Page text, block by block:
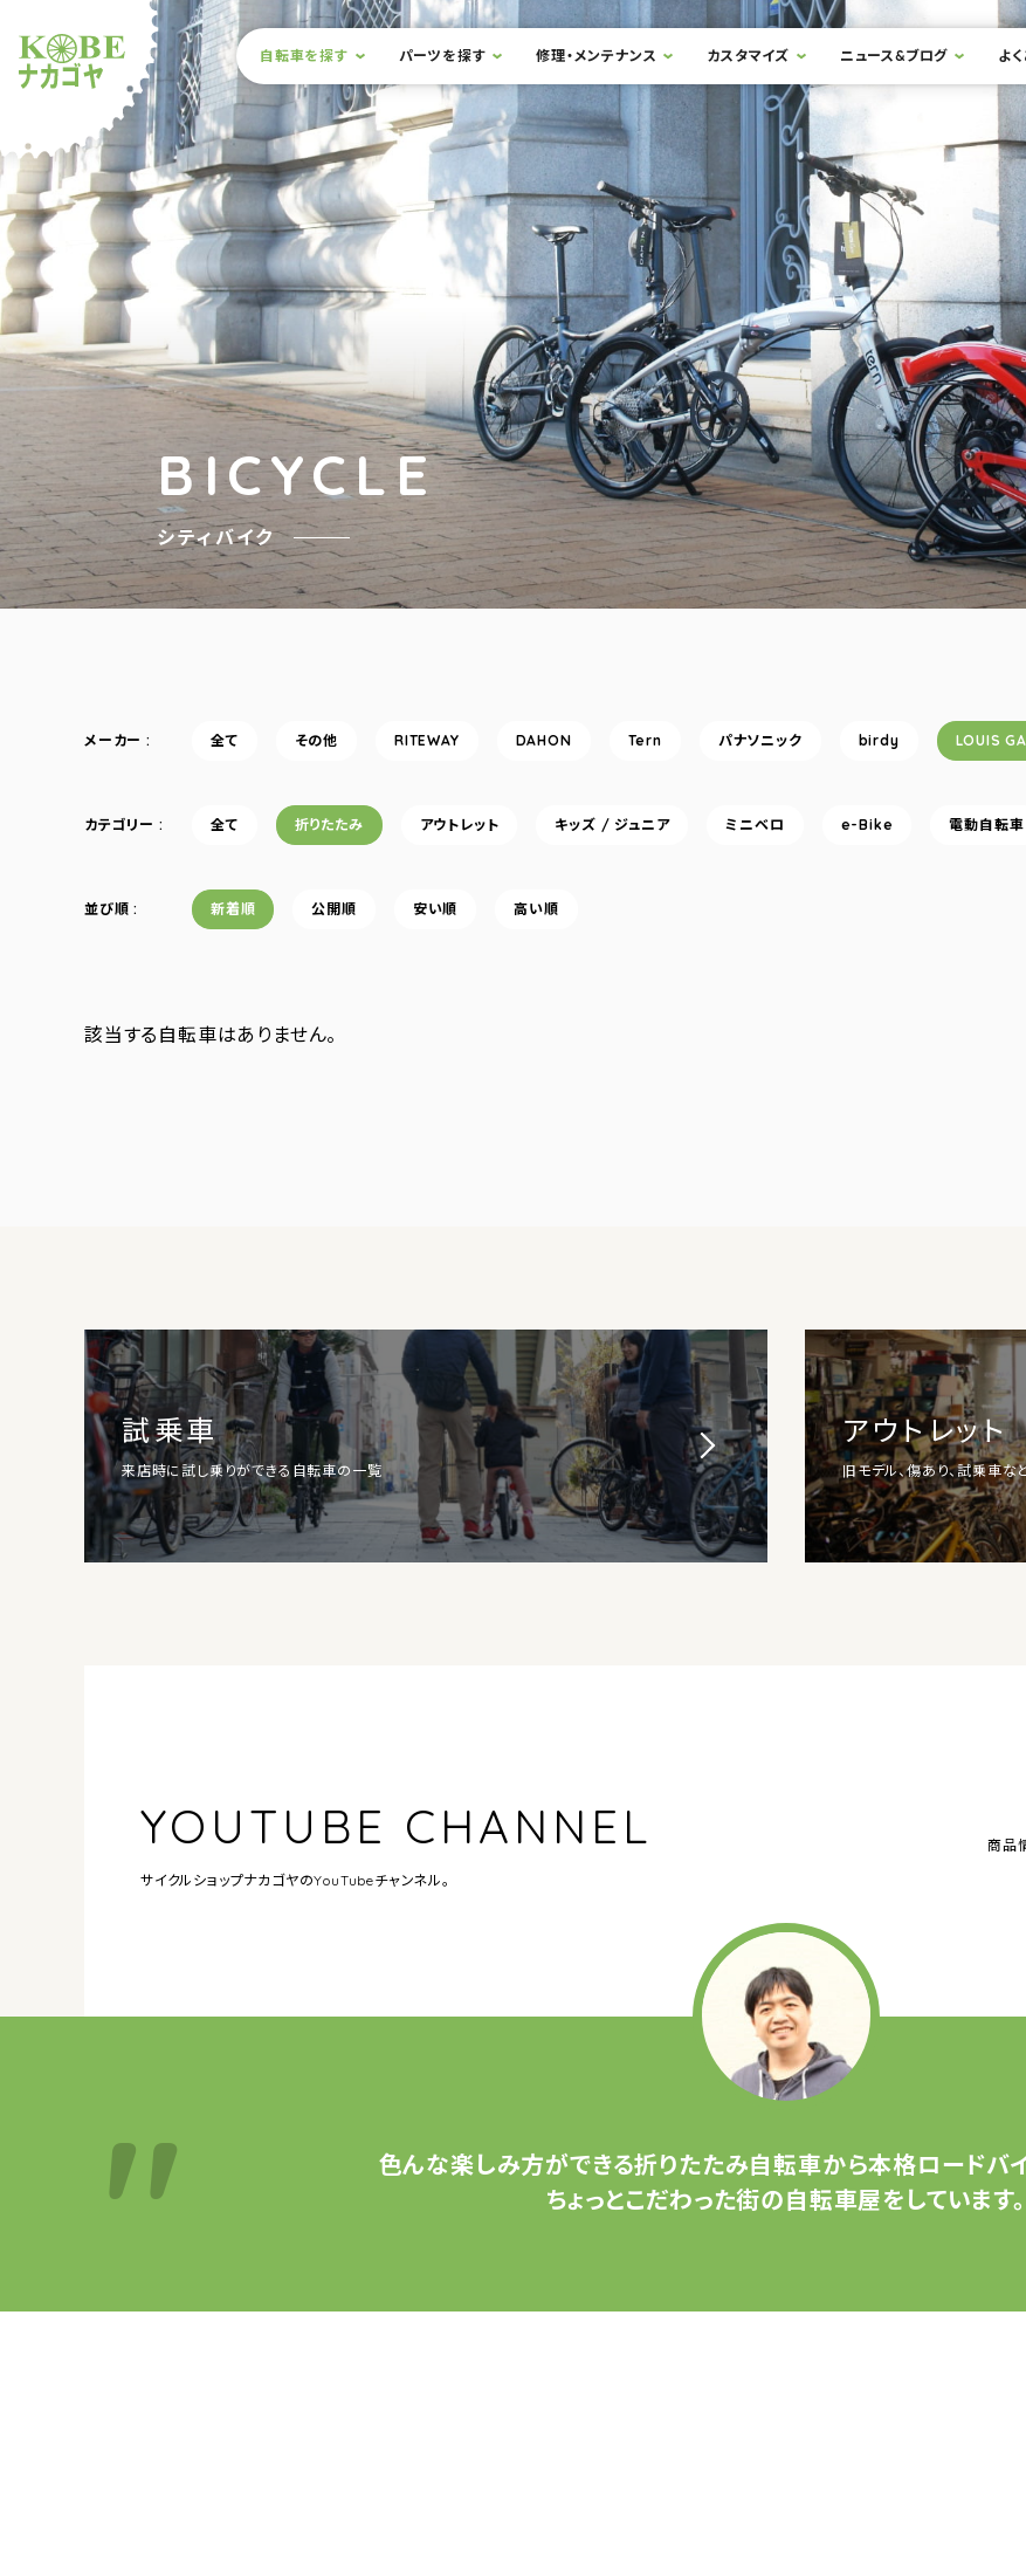
ショップナカゴヤ
サイト内メニュー
本文までスキップ
自転車を探す パーツを探す 修理・メンテナンス カスタマイズ ニュース&ブログ よ
BICYCLE
シティバイク
メーカー 全て その他 RITEWAY DAHON Tern パナソニック birdy LOUIS
カテゴリー 全て 折りたたみ アウトレット キッズ / ジュニア ミニベロ e-Bike 電動自転車
並び順 新着順 公開順 安い順 高い順
該当する自転車はありません。
試乗車
来店時に試し乗りができる自転車の一覧
アウトレット
旧モデル、傷あり、試乗車
YOUTUBE CHANNEL
サイクルショップナカゴヤのYouTubeチャンネル。
商品
色んな楽しみ方ができる折りたたみ自転車から本格ロードバ
ちょっとこだわった街の自転車屋をしています。